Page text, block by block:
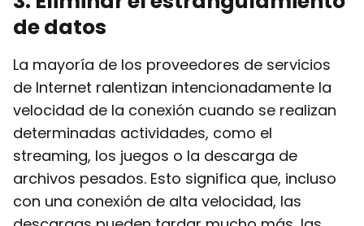
de datos
La mayoría de los proveedores de servicios
de Internet ralentizan intencionadamente la
velocidad de la conexión cuando se realizan
determinadas actividades, como el
streaming, los juegos o la descarga de
archivos pesados. Esto significa que, incluso
con una conexión de alta velocidad, las